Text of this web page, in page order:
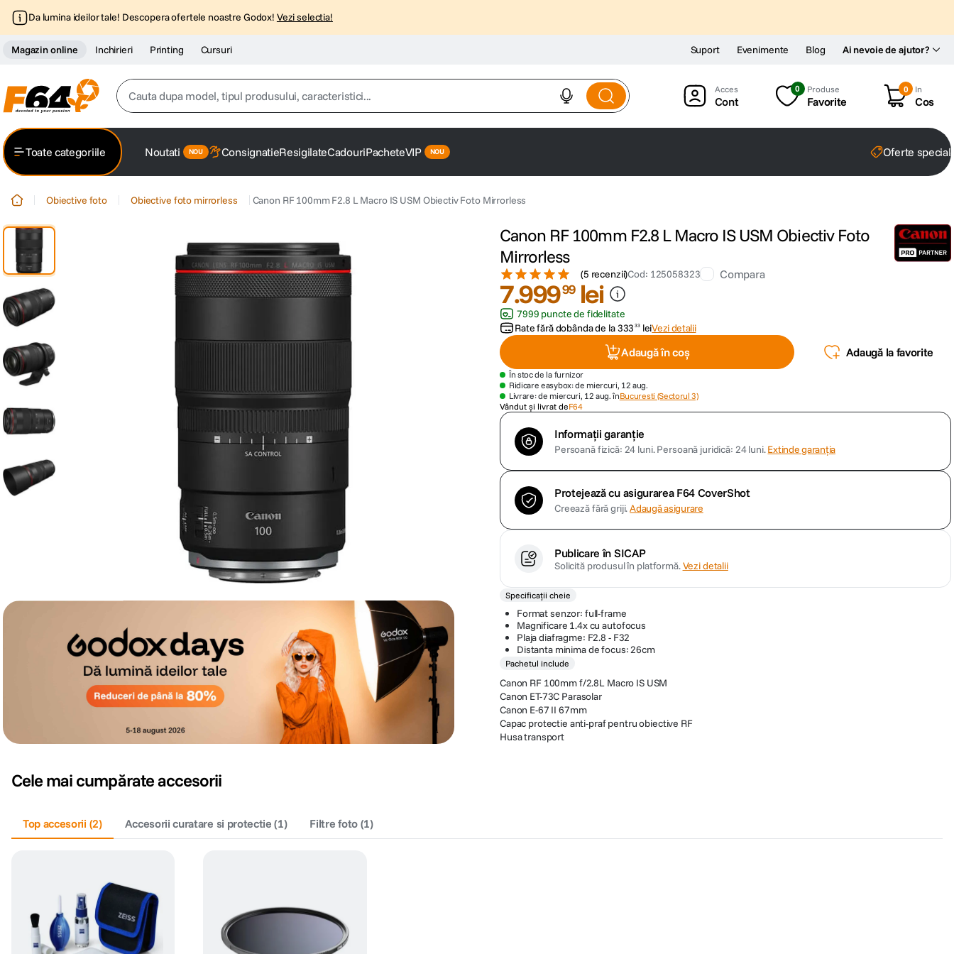
Da lumina ideilor tale! Descopera ofertele noastre Godox! Vezi selectia!
Magazin online Inchirieri Printing Cursuri Ai nevoie de ajutor?
Suport Evenimente Blog
Cauta dupa model, tipul produsului, caracteristici...
2. trepied
trepied telefon
peak design
lavaliera
card memorie
dji mic mini
Cont
0 Produse
Favorite
0 In
Cos
Toate categoriile Noutati ConsignatieResigilateCadouriPacheteVIP Oferte
Obiective foto Obiective foto mirrorless Canon RF 100mm F2.8 L Macro IS USM Obiectiv Foto Mirrorless
Canon RF 100mm F2.8 L Macro IS USM Obiectiv Foto
Mirrorless
(5 recenzii)Cod: 125058323 Compara
7.99999 lei
7999 puncte de fidelitate
Rate fără dobânda de la333 33 leiVezi detalii
Adaugă în coș Adaugă la favorite
În stoc de la furnizor
Ridicare easybox: de miercuri, 12 aug.
Livrare: de miercuri, 12 aug. înBucuresti (Sectorul 3)
Vândut și livrat deF64
Informații garanție
Persoană fizică: 24 luni.Persoană juridică: 24 luni.Extinde garanția
Protejează cu asigurarea F64 CoverShot
Creează fără griji.Adaugă asigurare
Publicare în SICAP
Solicită produsul în platformă.Vezi detalii
Specificații cheie
Format senzor: full-frame
Magnificare 1.4x cu autofocus
Plaja diafragme: F2.8 - F32
Distanta minima de focus: 26cm
Pachetul include
Canon RF 100mm f/2.8L Macro IS USM
Canon ET-73C Parasolar
Canon E-67 II 67mm
Capac protectie anti-praf pentru obiective RF
Husa transport
Cele mai cumpărate accesorii
Top accesorii (2) Accesorii curatare si protectie (1) Filtre foto(1)